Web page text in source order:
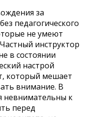
за
педагогического
не умеют
инструктор
в состоянии
настрой
который мешает
внимание. В
невнимательны к
перед